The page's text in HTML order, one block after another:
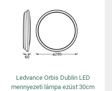
Ledvance Orbis Dublin LED
mennyezeti lámpa ezüst 30cm